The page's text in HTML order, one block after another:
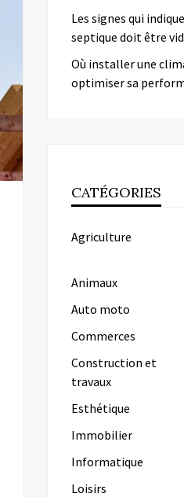
Les signes qui
septique doit être
Où installer une
optimiser sa
CATÉGORIES
Agriculture
Animaux
Auto moto
Commerces
Construction et
travaux
Esthétique
Immobilier
Informatique
Loisirs